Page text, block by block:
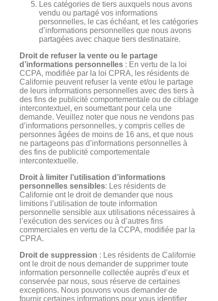
Les catégories de tiers auxquels nous avons
vendu ou partagé vos informations
personnelles, le cas échéant, et les catégories
d’informations personnelles que nous avons
partagées avec chaque tiers destinataire.
Droit de refuser la vente ou le partage
d’informations personnelles : En vertu de la loi
CCPA, modifiée par la loi CPRA, les résidents de
Californie peuvent refuser la vente et/ou le partage
de leurs informations personnelles avec des tiers à
des fins de publicité comportementale ou de ciblage
intercontextuel, en soumettant pour cela une
demande. Veuillez noter que nous ne vendons pas
d’informations personnelles, y compris celles de
personnes âgées de moins de 16 ans, et que nous
ne partageons pas d’informations personnelles à
des fins de publicité comportementale
intercontextuelle.
Droit à limiter l’utilisation d’informations
personnelles sensibles: Les résidents de
Californie ont le droit de demander que nous
limitions l’utilisation de toute information
personnelle sensible aux utilisations nécessaires à
l’exécution des services ou à d’autres fins
commerciales en vertu de la CCPA, modifiée par la
CPRA.
Droit de suppression : Les résidents de Californie
ont le droit de nous demander de supprimer toute
information personnelle collectée auprès d’eux et
conservée par nous, sous réserve de certaines
exceptions. Nous pouvons vous demander de
fournir certaines informations pour vous identifier